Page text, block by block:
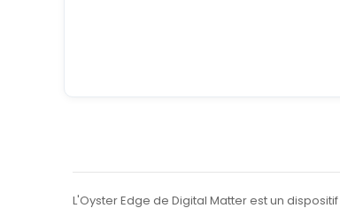
L'Oyster Edge de Digital Matter est un